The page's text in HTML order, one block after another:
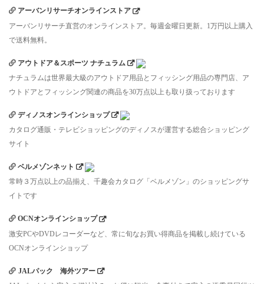
アーバンリサーチオンラインストア
アーバンリサーチ直営のオンラインストア。毎週金曜日更新。1万円以上購入
で送料無料。
アウトドア＆スポーツ ナチュラム
ナチュラムは世界最大級のアウトドア用品とフィッシング用品の専門店、ア
ウトドアとフィッシング関連の商品を30万点以上も取り扱っております
ディノスオンラインショップ
カタログ通販・テレビショッピングのディノスが運営する総合ショッピング
サイト
ベルメゾンネット
常時３万点以上の品揃え、千趣会カタログ「ベルメゾン」のショッピングサ
イトです
OCNオンラインショップ
激安PCやDVDレコーダーなど、常に旬なお買い得商品を掲載し続けている
OCNオンラインショップ
JALパック 海外ツアー